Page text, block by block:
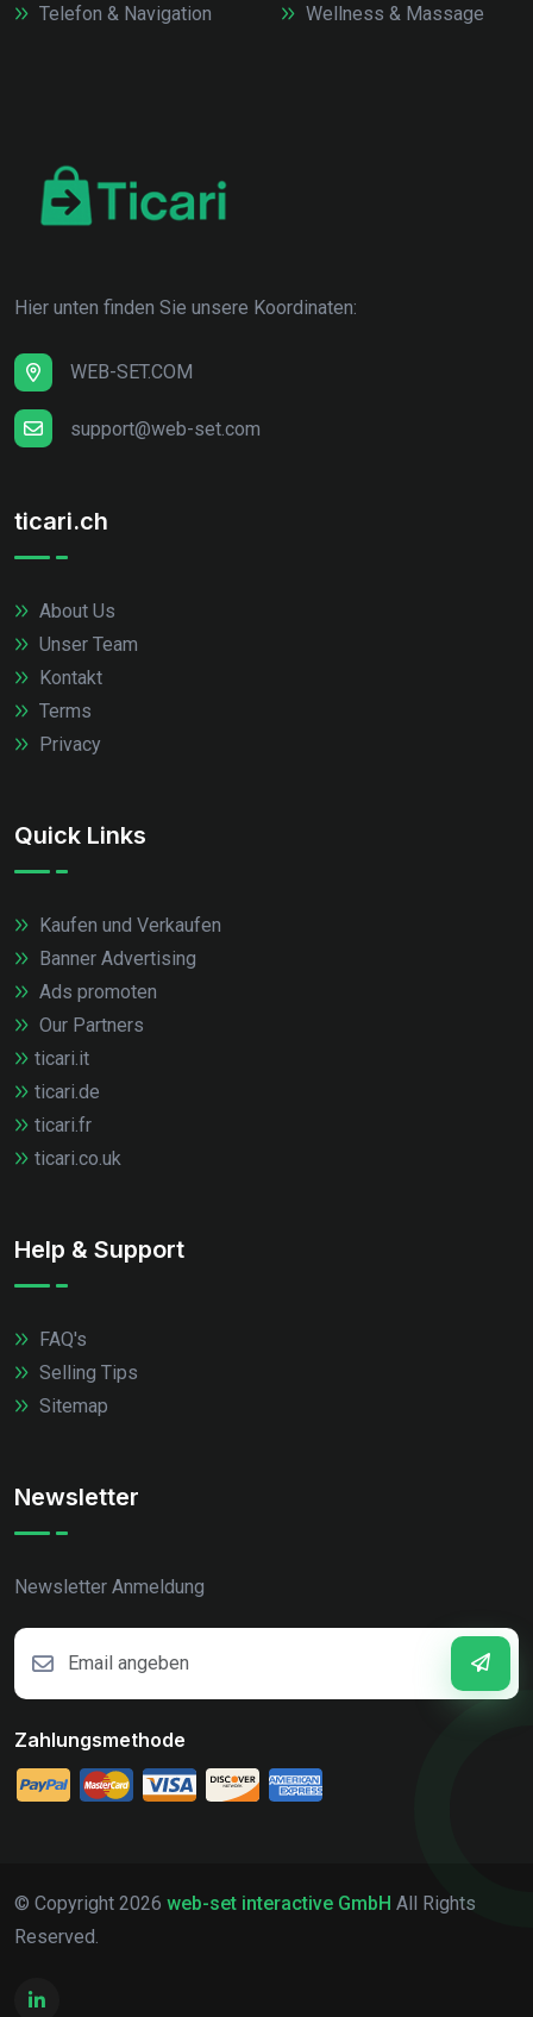
Telefon & Navigation
Wellness & Massage
Hier unten finden Sie unsere Koordinaten:
WEB-SET.COM
support@web-set.com
ticari.ch
About Us
Unser Team
Kontakt
Terms
Privacy
Quick Links
Kaufen und Verkaufen
Banner Advertising
Ads promoten
Our Partners
ticari.it
ticari.de
ticari.fr
ticari.co.uk
Help & Support
FAQ's
Selling Tips
Sitemap
Newsletter
Newsletter Anmeldung
Zahlungsmethode
© Copyright 2026 web-set interactive GmbH All Rights
Reserved.